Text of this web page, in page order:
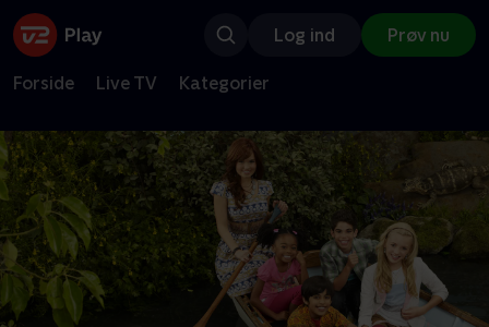
Log ind Prøv nu
Forside Live TV Kategorier